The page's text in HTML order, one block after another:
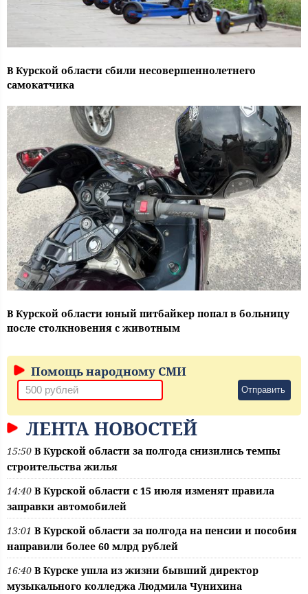
В Курской области сбили несовершеннолетнего
самокатчика
В Курской области юный питбайкер попал в больницу
после столкновения с животным
Помощь народному СМИ
Отправить
ЛЕНТА НОВОСТЕЙ
15:50 В Курской области за полгода снизились темпы
строительства жилья
14:40 В Курской области с 15 июля изменят правила
заправки автомобилей
13:01 В Курской области за полгода на пенсии и пособия
направили более 60 млрд рублей
16:40 В Курске ушла из жизни бывший директор
музыкального колледжа Людмила Чунихина